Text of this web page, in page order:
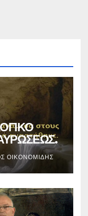
ΟΙΚΟΝΟΜΊΔΗΣ